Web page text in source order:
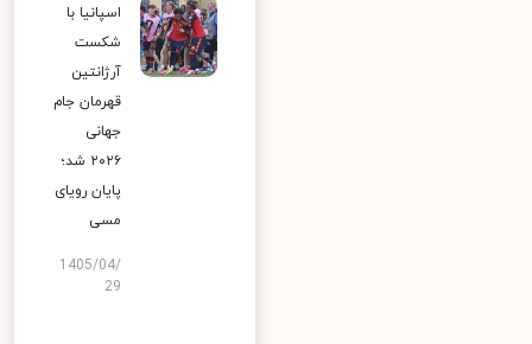
اسپانیا با
شکست
آرژانتین
قهرمان جام
جهانی
۲۰۲۶ شد؛
پایان رویای
مسی
1405/04/
29